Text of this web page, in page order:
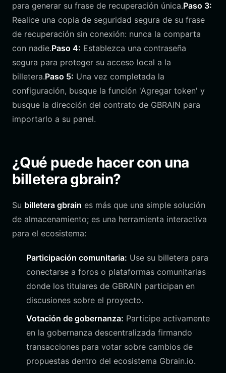
para generar su frase de recuperación única.Paso 3:
Realice una copia de seguridad segura de su frase
de recuperación sin conexión: nunca la comparta
con nadie.Paso 4: Establezca una contraseña
segura para proteger su acceso local a la
billetera.Paso 5: Una vez completada la
configuración, busque la función 'Agregar token' y
busque la dirección del contrato de GBRAIN para
importarlo a su panel.
¿Qué puede hacer con una
billetera gbrain?
Su billetera gbrain es más que una simple solución
de almacenamiento; es una herramienta interactiva
para el ecosistema:
Participación comunitaria: Use su billetera para
conectarse a foros o plataformas comunitarias
donde los titulares de GBRAIN participan en
discusiones sobre el proyecto.
Votación de gobernanza: Participe activamente
en la gobernanza descentralizada firmando
transacciones para votar sobre cambios de
propuestas dentro del ecosistema Gbrain.io.